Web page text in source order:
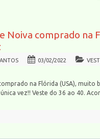
Noiva comprado na
03/02/2022
na Flórida (USA), muito
vez!! Veste do 36 ao 40.